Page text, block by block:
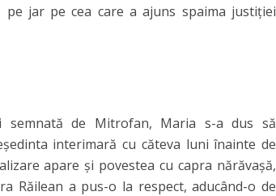
jar pe cea care a ajuns spaima justiţiei
de Mitrofan, Maria s-a dus să
interimară cu căteva luni înainte de
apare şi povestea cu capra nărăvaşă,
Răilean a pus-o la respect, aducând-o de